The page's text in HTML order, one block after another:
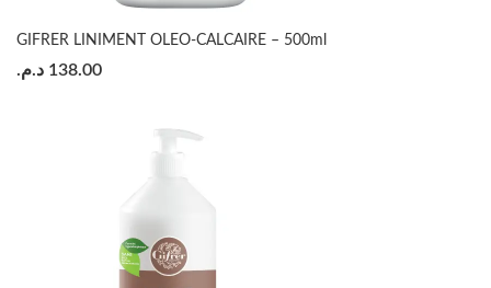
GIFRER LINIMENT OLEO-CALCAIRE – 500ml
138.00 د.م.